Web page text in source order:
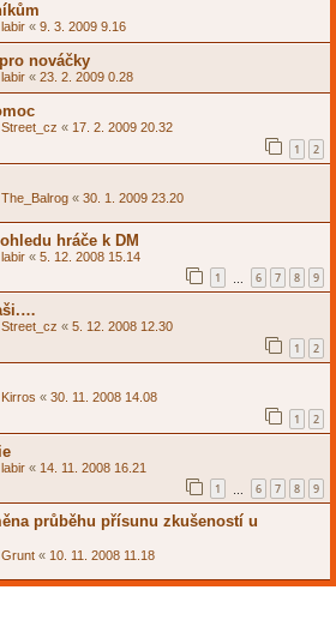
labir « 9. 3. 2009 9.16
nováčky
labir « 23. 2. 2009 0.28
Street_cz « 17. 2. 2009 20.32
1 2
The_Balrog « 30. 1. 2009 23.20
hráče k DM
labir « 5. 12. 2008 15.14
1 6 7 8 9
Street_cz « 5. 12. 2008 12.30
1 2
Kirros « 30. 11. 2008 14.08
1 2
labir « 14. 11. 2008 16.21
1 6 7 8 9
průběhu přísunu zkušeností u
Grunt « 10. 11. 2008 11.18